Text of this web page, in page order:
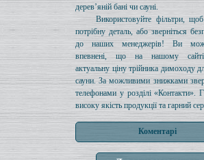
дерев’яній бані чи сауні.
Використовуйте фільтри, щоб
потрібну деталь, або зверніться
до наших менеджерів! Ви
впевнені, що на нашому
актуальну ціну трійника димоходу
сауни. За можливими знижками
телефонами у розділі «Контакти».
високу якість продукції та гарний
Коментарі